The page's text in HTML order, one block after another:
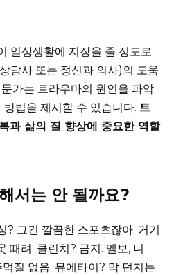
일상생활에 지장을 줄 정도로
담사 또는 정신과 의사)의 도움
가는 트라우마의 원인을 파악
법을 제시할 수 있습니다. 트
과 삶의 질 향상에 중요한 역할
서는 안 될까요?
? 그건 깔끔한 스포츠잖아. 거기
때려. 클린치? 금지. 엘보, 니
질 없음. 뮤에타이? 막 던지는